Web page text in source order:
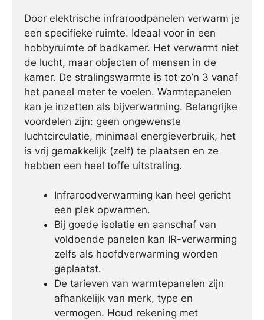
Door elektrische infraroodpanelen verwarm je
een specifieke ruimte. Ideaal voor in een
hobbyruimte of badkamer. Het verwarmt niet
de lucht, maar objecten of mensen in de
kamer. De stralingswarmte is tot zo’n 3 vanaf
het paneel meter te voelen. Warmtepanelen
kan je inzetten als bijverwarming. Belangrijke
voordelen zijn: geen ongewenste
luchtcirculatie, minimaal energieverbruik, het
is vrij gemakkelijk (zelf) te plaatsen en ze
hebben een heel toffe uitstraling.
Infraroodverwarming kan heel gericht
een plek opwarmen.
Bij goede isolatie en aanschaf van
voldoende panelen kan IR-verwarming
zelfs als hoofdverwarming worden
geplaatst.
De tarieven van warmtepanelen zijn
afhankelijk van merk, type en
vermogen. Houd rekening met